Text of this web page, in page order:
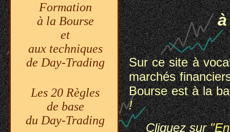
Formation
à la Bourse
et
aux techniques
de Day-Trading
Les 20 Règles
de base
du Day-Trading
Sur ce site à
marchés
Bourse est à la
!
Cliquez sur"